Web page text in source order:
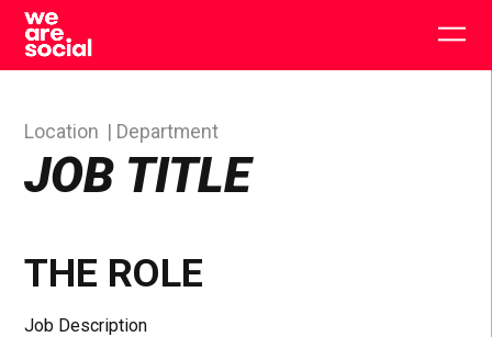
Skip
content
JOB TITLE
Location Department
THE ROLE
Job Description